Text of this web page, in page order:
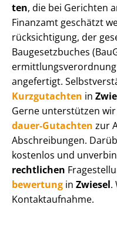
ten, die bei Gerichten
Finanzamt geschätzt
rück­sich­ti­gung, der
Baugesetzbuches
angefertigt.
Kurzgutachten in
Gerne unterstützen wir
dau­er-Gutachten zur
Abschreibungen.
kostenlos und
rechtlichen
be­wer­tung in Zwiesel.
Kontaktaufnahme.